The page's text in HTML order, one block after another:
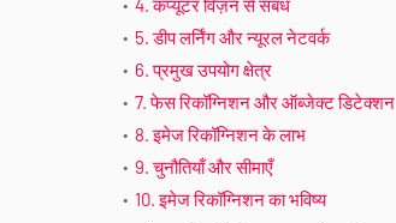
4. कंप्यूटर विज़न से संबंध
5. डीप लर्निंग और न्यूरल नेटवर्क
6. प्रमुख उपयोग क्षेत्र
7. फेस रिकॉग्निशन और ऑब्जेक्ट डिटेक्शन
8. इमेज रिकॉग्निशन के लाभ
9. चुनौतियाँ और सीमाएँ
10. इमेज रिकॉग्निशन का भविष्य